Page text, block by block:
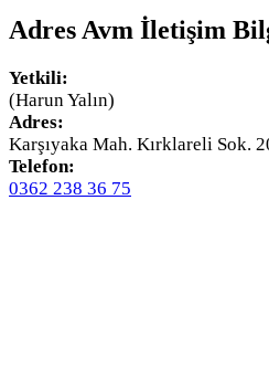
Adres Avm İletişim
Yetkili:
(Harun Yalın)
Adres:
Karşıyaka Mah. Kırklareli Sok.
Telefon:
0362 238 36 75